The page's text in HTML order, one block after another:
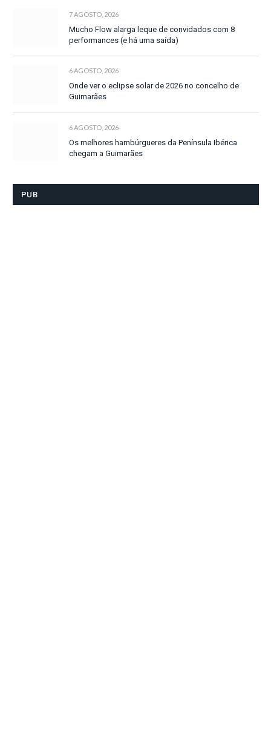
7 AGOSTO, 2026
Mucho Flow alarga leque de convidados com 8
performances (e há uma saída)
6 AGOSTO, 2026
Onde ver o eclipse solar de 2026 no concelho de
Guimarães
6 AGOSTO, 2026
Os melhores hambúrgueres da Península Ibérica
chegam a Guimarães
PUB